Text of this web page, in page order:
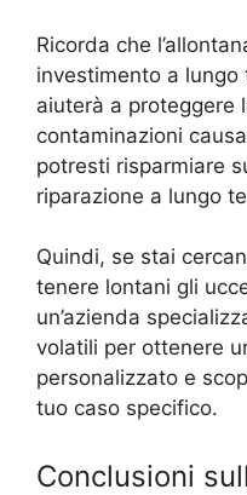
Ricorda che
investimento a
aiuterà a proteggere
contaminazioni
potresti risparmiare
riparazione a lungo
Quindi, se stai
tenere lontani gli
un’azienda
volatili per ottenere
personalizzato e
tuo caso specifico.
Conclusioni